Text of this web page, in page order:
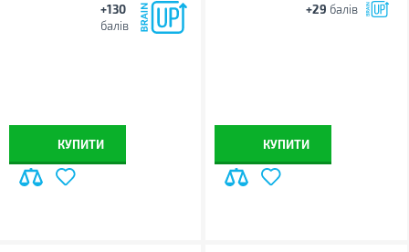
+130
балів
КУПИТИ
+29 балів
КУПИТИ